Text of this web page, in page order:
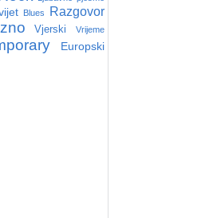
Blues
Razgovor
Vjerski Vrijeme
Europski